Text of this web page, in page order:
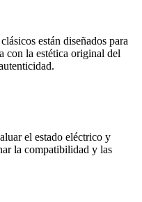
están diseñados para
con la estética original del
el estado eléctrico y
la compatibilidad y las